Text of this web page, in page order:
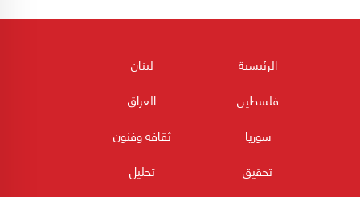
الرئيسية
لبنان
فلسطين
العراق
سوريا
ثقافه وفنون
تحقيق
تحليل